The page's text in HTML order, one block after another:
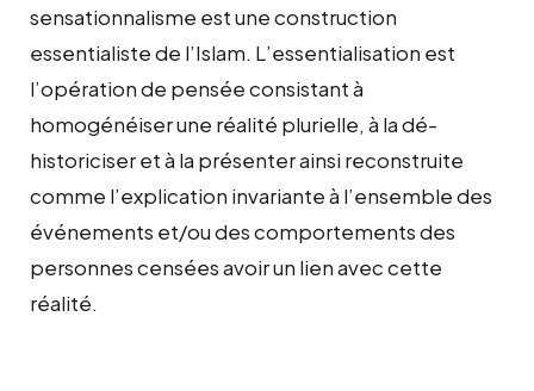
sensationnalisme est une construction
essentialiste de l’Islam. L’essentialisation est
l’opération de pensée consistant à
homogénéiser une réalité plurielle, à la dé-
historiciser et à la présenter ainsi reconstruite
comme l’explication invariante à l’ensemble des
événements et/ou des comportements des
personnes censées avoir un lien avec cette
réalité.